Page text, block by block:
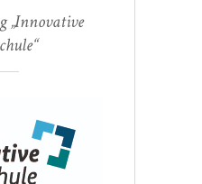
„Innovative